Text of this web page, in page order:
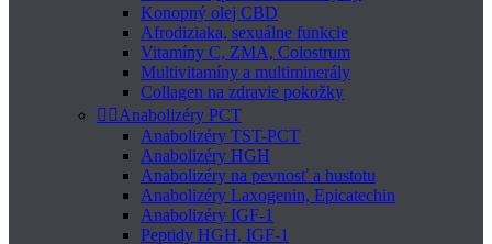
Konopný olej CBD
Afrodiziaka, sexuálne funkcie
Vitamíny C, ZMA, Colostrum
Multivitamíny a multiminerály
Collagen na zdravie pokožky
 Anabolizéry PCT
Anabolizéry TST-PCT
Anabolizéry HGH
Anabolizéry na pevnosť a hustotu
Anabolizéry Laxogenin, Epicatechin
Anabolizéry IGF-1
Peptidy HGH, IGF-1